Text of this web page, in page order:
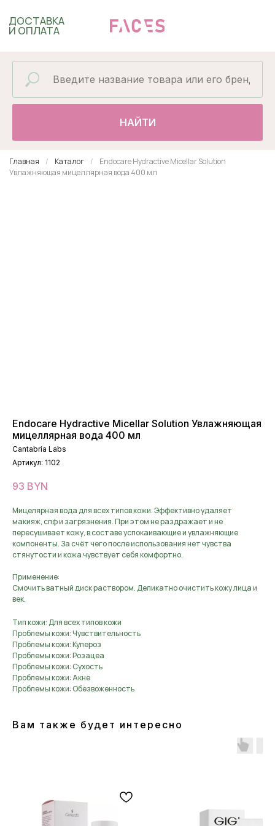
И ОПЛАТА
НАЙТИ
Главная Каталог
Endocare Hydractive Micellar Solution
Увлажняющая мицеллярная вода 400 мл
Endocare Hydractive Micellar Solution Увлажняющая
мицеллярная вода 400 мл
Cantabria Labs
Артикул: 1102
93 BYN
Мицелярная вода для всех типов кожи. Эффективно удаляет
макияж, спф и загрязнения. При этом не раздражает и не
пересушивает кожу, в составе успокаивающие и увлажняющие
компоненты. За счёт чего после использования нет чувства
стянутости и кожа чувствует себя комфортно.
Применение:
Смочить ватный диск раствором. Деликатно очистить кожу лица и
век.
Тип кожи: Для всех типов кожи
Проблемы кожи: Чувствительность
Проблемы кожи: Купероз
Проблемы кожи: Розацеа
Проблемы кожи: Сухость
Проблемы кожи: Акне
Проблемы кожи: Обезвоженность
Вам также будет интересно